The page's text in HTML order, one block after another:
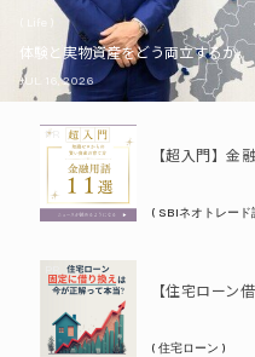
体験と実物資産をどう両立するか
JUL. 16, 2026
PR
( SBIネオトレード
( 住宅ローン )